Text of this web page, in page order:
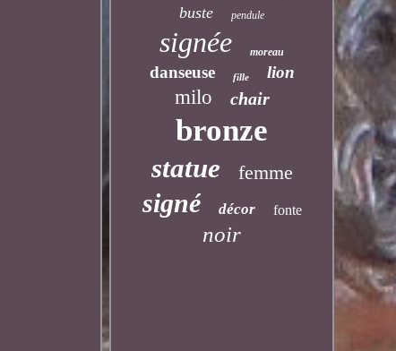
buste pendule
signée moreau
danseuse fille lion
milo chair
bronze
statue femme
signé décor fonte
noir